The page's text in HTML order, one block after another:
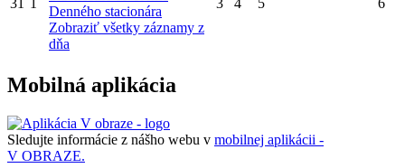
Denného stacionára
Zobraziť všetky záznamy z
dňa
Mobilná aplikácia
Sledujte informácie z nášho webu v mobilnej aplikácii -
V OBRAZE.